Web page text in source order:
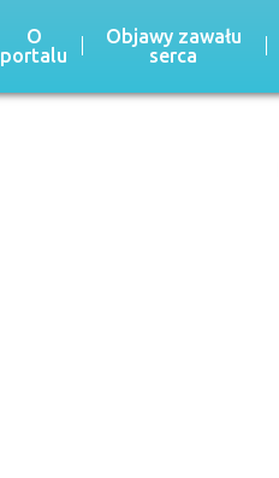
O
portalu
Objawy zawału
serca